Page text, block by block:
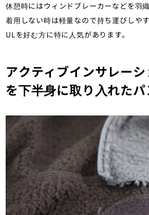
休憩時にはウィンドブレーカーなどを羽
着用しない時は軽量なので持ち運びしや
ULを好む方に特に人気があります。
アクティブインサレー
を下半身に取り入れた